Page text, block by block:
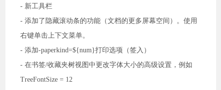
- 新工具栏
- 添加了隐藏滚动条的功能（文档的更多屏幕空间）。使用
右键单击上下文菜单。
- 添加-paperkind=${num}打印选项（签入）
- 在书签/收藏夹树视图中更改字体大小的高级设置，例如
TreeFontSize = 12